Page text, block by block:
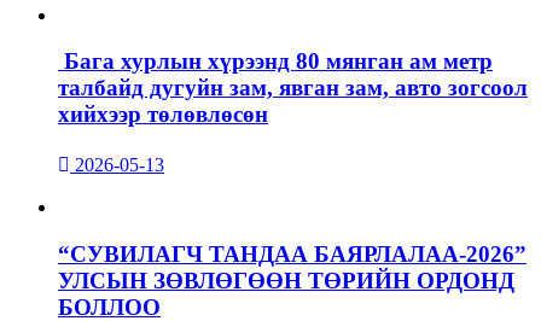
Бага хурлын хүрээнд 80 мянган ам метр
талбайд дугуйн зам, явган зам, авто зогсоол
хийхээр төлөвлөсөн
2026-05-13
“СУВИЛАГЧ ТАНДАА БАЯРЛАЛАА-2026”
УЛСЫН ЗӨВЛӨГӨӨН ТӨРИЙН ОРДОНД
БОЛЛОО